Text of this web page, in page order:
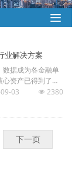
끀
业解决方案
数据成为各金融单
心资产已得到了重
，但信息安全事件
健康发展，不断细
策法规，加大合
넶 2380
03
下一页